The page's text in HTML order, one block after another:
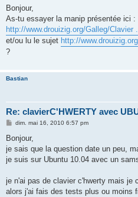
s
a
g
e
Bonjour,
As-tu essayer la manip présentée ici :
http://www.drouizig.org/Galleg/Clavier
et/ou lu le sujet http://
?
Bastian
Re: clavierC'HWERTY avec
M
s
a
g
dim. mai 16, 2010 6:57 pm
Bonjour,
je sais que la question date un peu,
je suis sur Ubuntu 10.04 avec un
je n'ai pas de clavier c'hwerty mais je
alors j'ai fais des tests plus ou moins